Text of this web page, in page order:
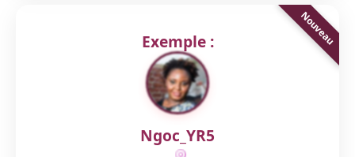
Exemple :
Ngoc_YR5